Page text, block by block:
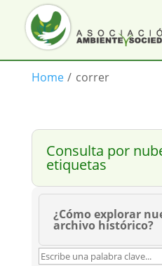
Home / correr
Consulta por
etiquetas
¿Cómo explorar
archivo histórico?